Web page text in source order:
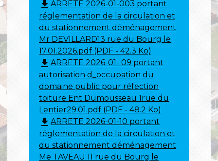
file_download ARRETE 2026-01-003 portant
réglementation de la circulation et
du stationnement déménagement
Mr DEVILLARD13 rue du Bourg le
17.01.2026.pdf (PDF - 42.3 Ko)
file_download ARRETE 2026-01- 09 portant
autorisation d_occupation du
domaine public pour réfection
toiture Ent Dumousseau 1rue du
Lentier29.01.pdf (PDF - 48.2 Ko)
file_download ARRETE 2026-01-10 portant
réglementation de la circulation et
du stationnement déménagement
Me TAVEAU 11 rue du Bourg le